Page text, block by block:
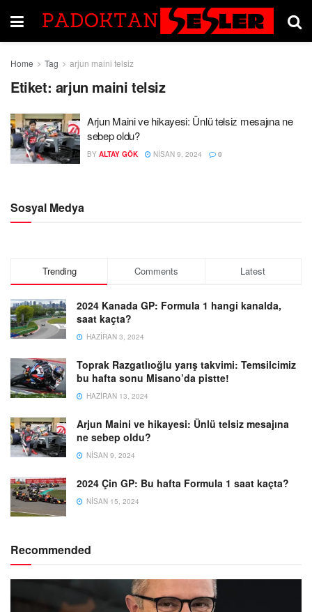
Home Tag arjun maini telsiz
Etiket: arjun maini telsiz
Arjun Maini ve hikayesi: Ünlü telsiz mesajına ne
sebep oldu?
BY ALTAY GÖK NISAN 9, 2024 0
Sosyal Medya
Trending Comments Latest
2024 Kanada GP: Formula 1 hangi kanalda,
saat kaçta?
HAZIRAN 3, 2024
Toprak Razgatlıoğlu yarış takvimi: Temsilcimiz
bu hafta sonu Misano’da pistte!
HAZIRAN 13, 2024
Arjun Maini ve hikayesi: Ünlü telsiz mesajına
ne sebep oldu?
NISAN 9, 2024
2024 Çin GP: Bu hafta Formula 1 saat kaçta?
NISAN 15, 2024
Recommended